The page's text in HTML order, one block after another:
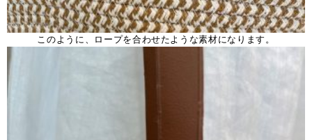
このように、ロープを合わせたような素材になります。